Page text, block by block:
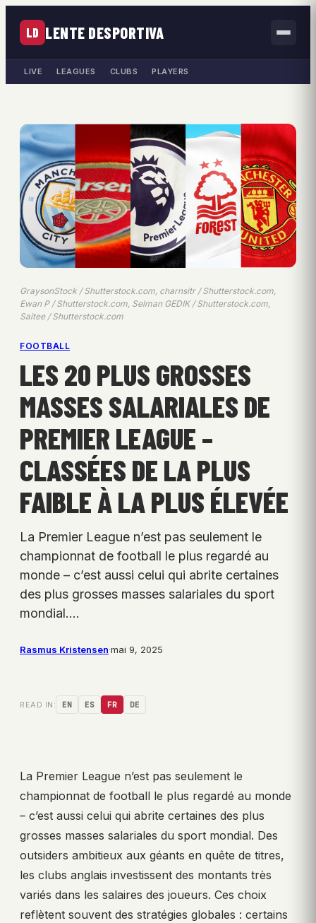
LD LENTE DESPORTIVA
LIVE LEAGUES CLUBS PLAYERS
GraysonStock / Shutterstock.com, charnsitr / Shutterstock.com,
Ewan P / Shutterstock.com, Selman GEDIK / Shutterstock.com,
Saitee / Shutterstock.com
FOOTBALL
LES 20 PLUS GROSSES
MASSES SALARIALES DE
PREMIER LEAGUE –
CLASSÉES DE LA PLUS
FAIBLE À LA PLUS ÉLEVÉE
La Premier League n’est pas seulement le
championnat de football le plus regardé au
monde – c’est aussi celui qui abrite certaines
des plus grosses masses salariales du sport
mondial.…
Rasmus Kristensen·mai 9, 2025
READ IN: EN ES FR DE
La Premier League n’est pas seulement le
championnat de football le plus regardé au monde
– c’est aussi celui qui abrite certaines des plus
grosses masses salariales du sport mondial. Des
outsiders ambitieux aux géants en quête de titres,
les clubs anglais investissent des montants très
variés dans les salaires des joueurs. Ces choix
reflètent souvent des stratégies globales : certains